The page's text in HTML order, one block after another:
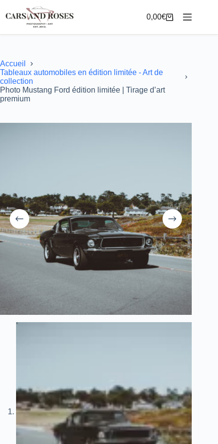
au
contenu
Panier
0,00€
Accueil
Tableaux automobiles en édition limitée - Art de
collection
Photo Mustang Ford édition limitée | Tirage d’art
premium